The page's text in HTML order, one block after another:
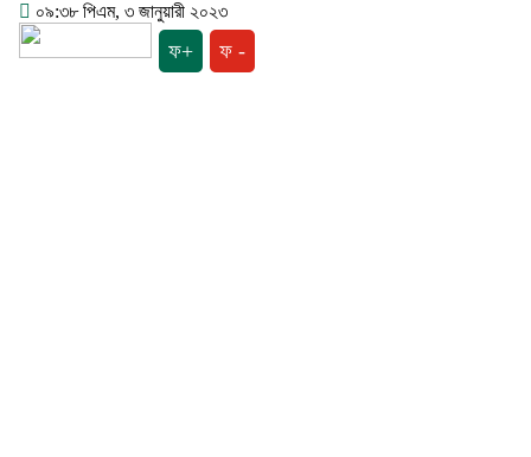
০৯:৩৮ পিএম, ৩ জানুয়ারী ২০২৩
ফ+ ফ -